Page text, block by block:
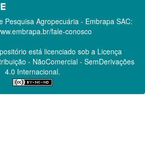
Pesquisa Agropecuária - Embrapa SAC:
fale-conosco
está licenciado sob a Licença
- NãoComercial - SemDerivações
4.0 Internacional.